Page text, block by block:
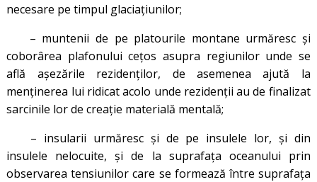
necesare pe timpul glaciațiunilor;
– muntenii de pe platourile montane urmăresc și
coborârea plafonului cețos asupra regiunilor unde se
află așezările rezidenților, de asemenea ajută la
menținerea lui ridicat acolo unde rezidenții au de finalizat
sarcinile lor de creație materială mentală;
– insularii urmăresc și de pe insulele lor, și din
insulele nelocuite, și de la suprafața oceanului prin
observarea tensiunilor care se formează între suprafața